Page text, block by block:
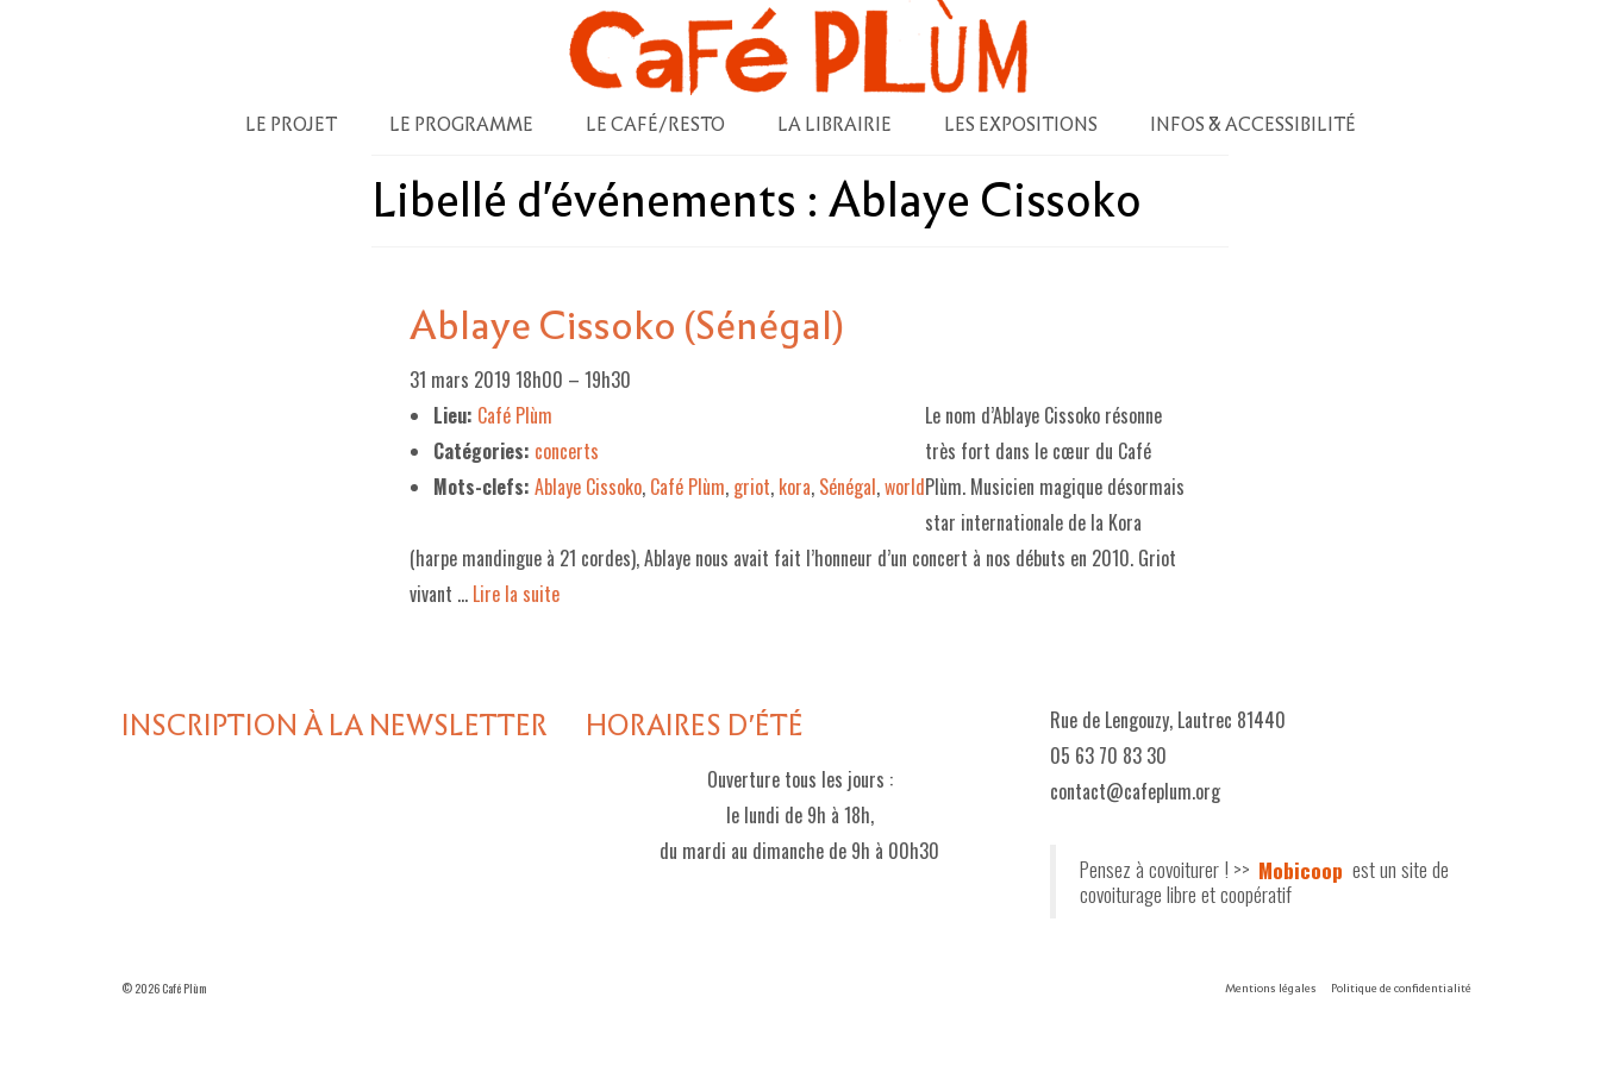
LE PROJET LE PROGRAMME LE CAFÉ/RESTO LA LIBRAIRIE LES EXPOSITIONS INFOS & ACCESSIBILITÉ
Libellé d'événements :Ablaye Cissoko
Ablaye Cissoko (Sénégal)
31 mars 2019 18h00 – 19h30
Lieu: Café Plùm
Catégories: concerts
Mots-clefs: Ablaye Cissoko, Café Plùm, griot, kora, Sénégal,world
Le nom d’Ablaye Cissoko résonne
très fort dans le cœur du Café
Plùm. Musicien magique désormais
star internationale de la Kora
(harpe mandingue à 21 cordes), Ablaye nous avait fait l’honneur d’un concert à nos débuts en 2010. Griot
vivant … Lire la suite­­
INSCRIPTION À LA NEWSLETTER HORAIRES D'ÉTÉ
Ouverture tous les jours :
le lundi de 9h à 18h,
du mardi au dimanche de 9h à 00h30
Rue de Lengouzy, Lautrec 81440
05 63 70 83 30
contact@cafeplum.org
Pensez à covoiturer ! >> Mobicoop est un site de
covoiturage libre et coopératif
Mentions légales Politique de confidentialité
© 2026 Café Plùm